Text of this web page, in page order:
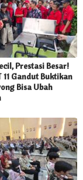
Prestasi Besar!
11 Gandut Buktikan
Bisa Ubah